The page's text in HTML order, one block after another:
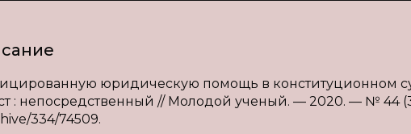
юридическую помощь в конституционном
: непосредственный // Молодой ученый. — 2020. — № 44
334/74509.